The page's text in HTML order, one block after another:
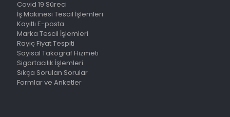
Covid 19 Süreci
İş Makinesi Tescil İşlemleri
Kayıtlı E-posta
Marka Tescil İşlemleri
Rayiç Fiyat Tespiti
Sayısal Takograf Hizmeti
Sigortacılık İşlemleri
Sıkça Sorulan Sorular
Formlar ve Anketler